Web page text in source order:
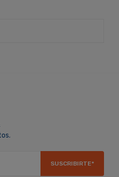
SUSCRIBIRTE*